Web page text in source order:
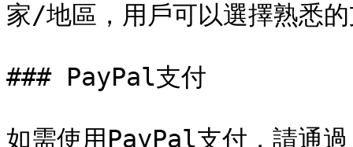
家/地區，用戶可以選擇熟悉
### PayPal支付
如需使用PayPal支付，請通